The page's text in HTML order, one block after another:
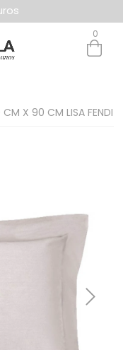
cnpj 0
X 90 CM LISA FENDI